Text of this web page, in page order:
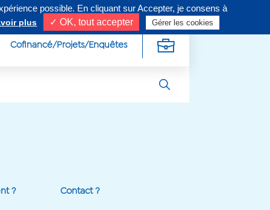
nous sur
Cofinancé/Projets/Enquêtes
? Contact ?
possible. En cliquant sur Accepter, je consens à
plus ✓ OK, tout accepter Gérer les cookies